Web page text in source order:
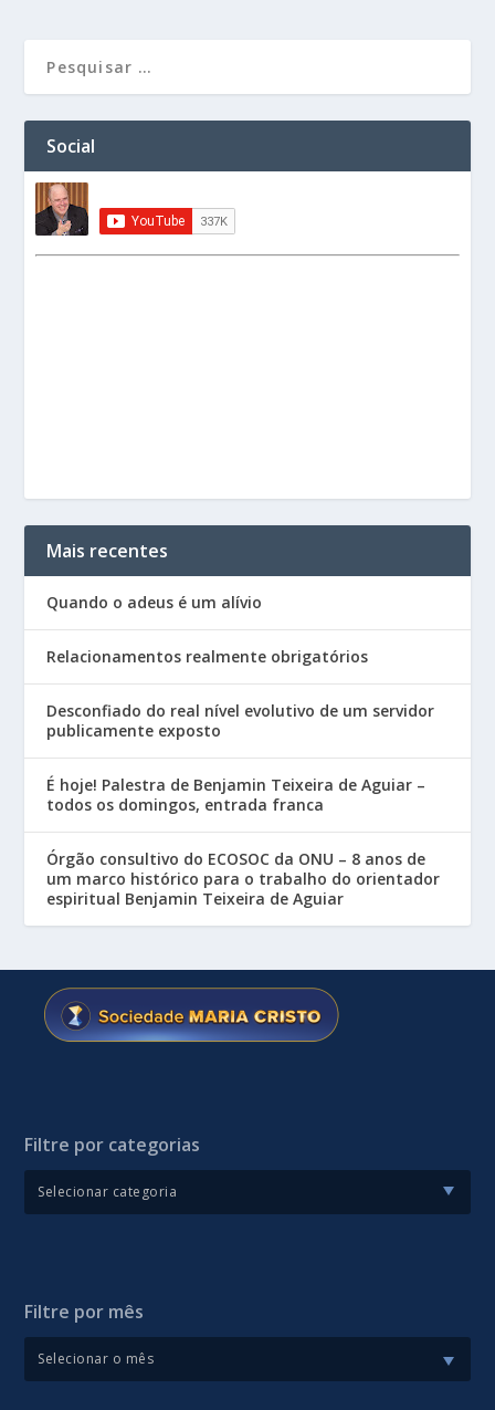
Social
Mais recentes
Quando o adeus é um alívio
Relacionamentos realmente obrigatórios
Desconfiado do real nível evolutivo de um servidor
publicamente exposto
É hoje! Palestra de Benjamin Teixeira de Aguiar –
todos os domingos, entrada franca
Órgão consultivo do ECOSOC da ONU – 8 anos de
um marco histórico para o trabalho do orientador
espiritual Benjamin Teixeira de Aguiar
Filtre por categorias
Filtre por mês